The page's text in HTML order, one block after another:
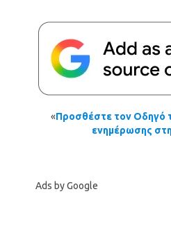
«Προσθέστε τον Οδηγό
ενημέρωσης
Ads by Google